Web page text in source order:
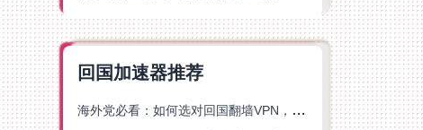
回国加速器推荐
海外党必看：如何选对回国翻墙VPN，无缝解锁国内资源？